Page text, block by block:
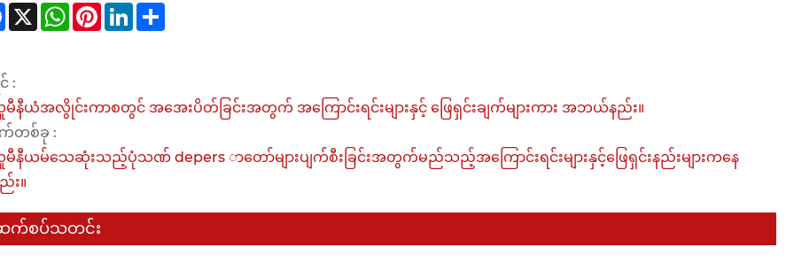
Facebook
X WhatsApp
PinterestLinkedIn
:
နီယံအလွိုင်းကာစတွင် အအေးပိတ်ခြင်းအတွက် အကြောင်းရင်းများနှင့် ဖြေရှင်းချက်များကား အဘယ်နည်း။
က်တစ်ခု :
နီယမ်သေဆုံးသည့်ပုံသဏ် depers ာတော်များပျက်စီးခြင်းအတွက်မည်သည့်အကြောင်းရင်းများနှင့်ဖြေရှင်းနည်းများကနေ
း။
က်စပ်သတင်း